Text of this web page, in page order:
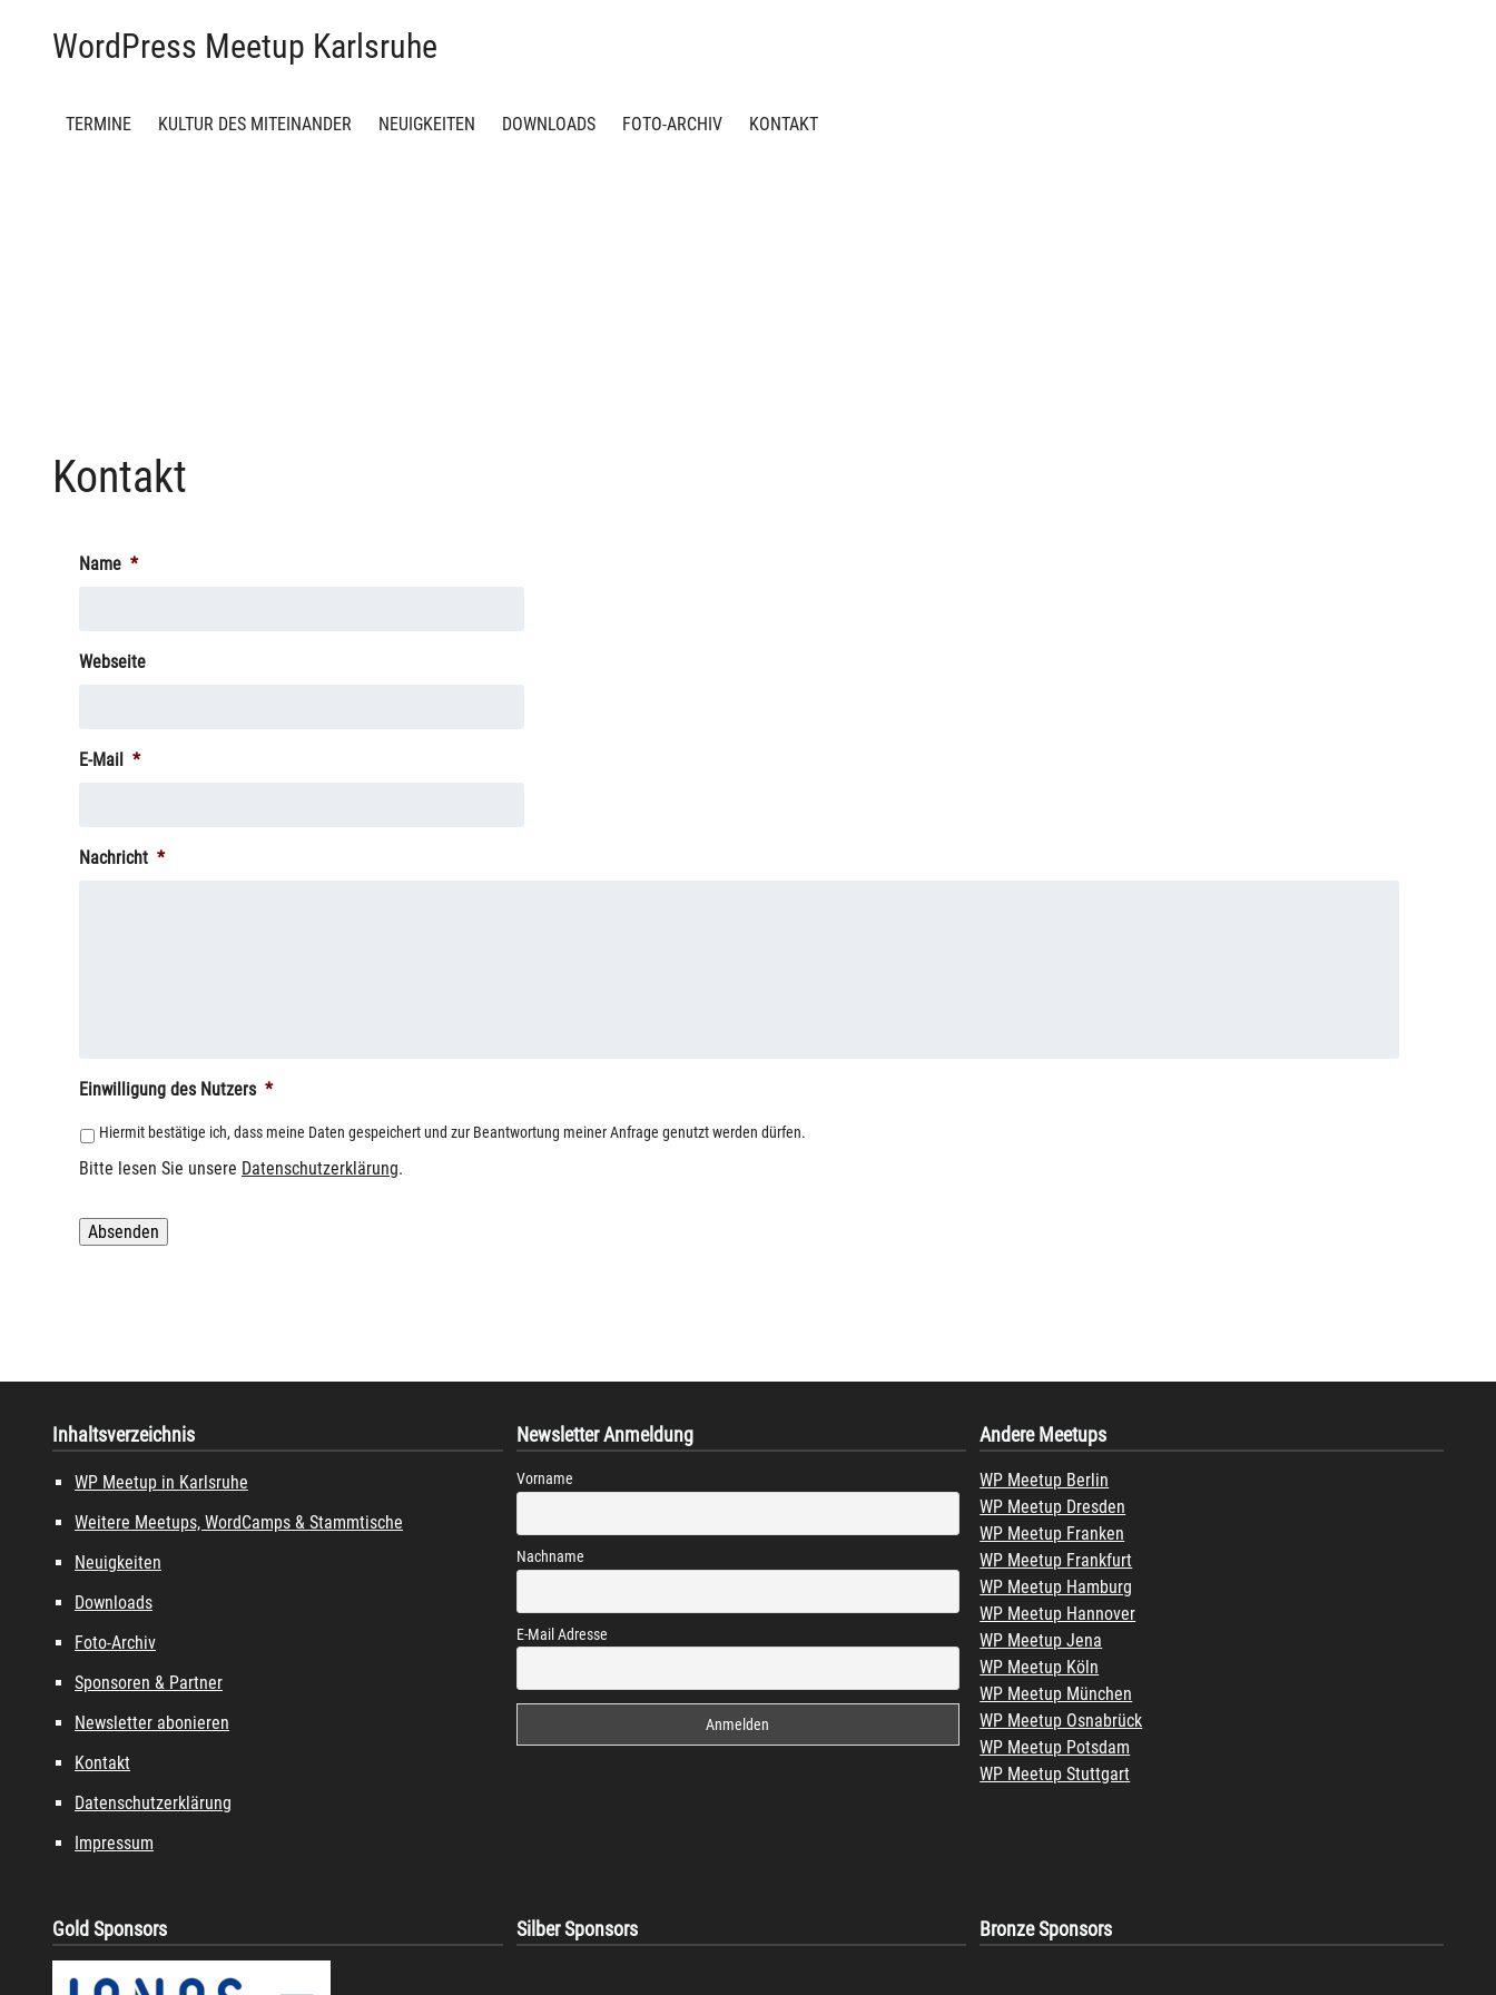
WordPress Meetup Karlsruhe
TERMINE KULTUR DES MITEINANDER NEUIGKEITEN DOWNLOADS FOTO-ARCHIV KONTAKT
Kontakt
Name *
Webseite
E-Mail *
Nachricht *
Einwilligung des Nutzers *
Hiermit bestätige ich, dass meine Daten gespeichert und zur Beantwortung meiner Anfrage genutzt werden dürfen.
Bitte lesen Sie unsere Datenschutzerklärung.
Absenden
Inhaltsverzeichnis
WP Meetup in Karlsruhe
Weitere Meetups, WordCamps & Stammtische
Neuigkeiten
Downloads
Foto-Archiv
Sponsoren & Partner
Newsletter abonieren
Kontakt
Datenschutzerklärung
Impressum
Newsletter Anmeldung
Vorname
Nachname
E-Mail Adresse
Andere Meetups
WP Meetup Berlin
WP Meetup Dresden
WP Meetup Franken
WP Meetup Frankfurt
WP Meetup Hamburg
WP Meetup Hannover
WP Meetup Jena
WP Meetup Köln
WP Meetup München
WP Meetup Osnabrück
WP Meetup Potsdam
WP Meetup Stuttgart
Gold Sponsors Silber Sponsors Bronze Sponsors